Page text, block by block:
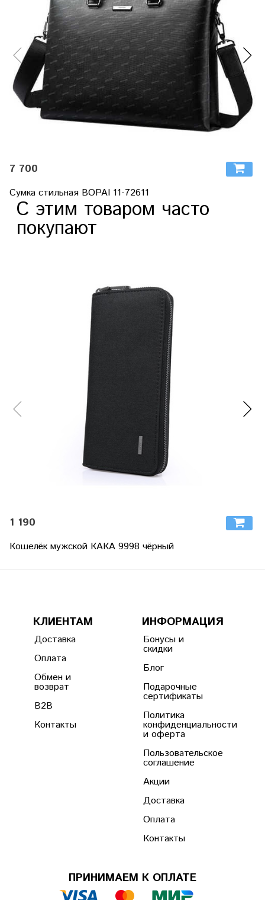
7 700
Сумка стильная BOPAI 11-72611
С этим товаром часто
покупают
1 190
Кошелёк мужской КАКА 9998 чёрный
КЛИЕНТАМ
Доставка
Оплата
Обмен и
возврат
B2B
Контакты
ИНФОРМАЦИЯ
Бонусы и
скидки
Блог
Подарочные
сертификаты
Политика
конфиденциальности
и оферта
Пользовательское
соглашение
Акции
Доставка
Оплата
Контакты
ПРИНИМАЕМ К ОПЛАТЕ